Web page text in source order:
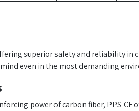
superior safety and reliability
even in the most demanding
power of carbon fiber, PPS-